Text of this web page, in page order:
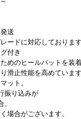
送
ードに対応しております
付き
めのヒールパットを装着
滑止性能を高めています
ット。
振り込みが
場合がございます。